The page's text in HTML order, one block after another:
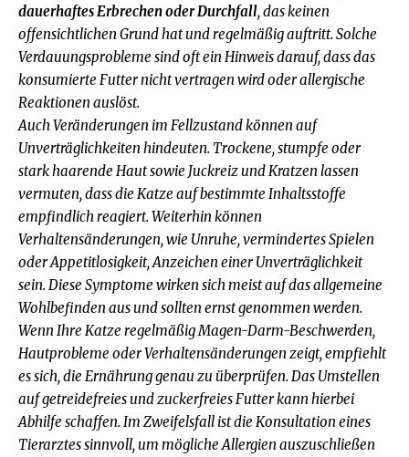
dauerhaftes Erbrechen oder Durchfall, das keinen
offensichtlichen Grund hat und regelmäßig auftritt. Solche
Verdauungsprobleme sind oft ein Hinweis darauf, dass das
konsumierte Futter nicht vertragen wird oder allergische
Reaktionen auslöst.
Auch Veränderungen im Fellzustand können auf
Unverträglichkeiten hindeuten. Trockene, stumpfe oder
stark haarende Haut sowie Juckreiz und Kratzen lassen
vermuten, dass die Katze auf bestimmte Inhaltsstoffe
empfindlich reagiert. Weiterhin können
Verhaltensänderungen, wie Unruhe, vermindertes Spielen
oder Appetitlosigkeit, Anzeichen einer Unverträglichkeit
sein. Diese Symptome wirken sich meist auf das allgemeine
Wohlbefinden aus und sollten ernst genommen werden.
Wenn Ihre Katze regelmäßig Magen-Darm-Beschwerden,
Hautprobleme oder Verhaltensänderungen zeigt, empfiehlt
es sich, die Ernährung genau zu überprüfen. Das Umstellen
auf getreidefreies und zuckerfreies Futter kann hierbei
Abhilfe schaffen. Im Zweifelsfall ist die Konsultation eines
Tierarztes sinnvoll, um mögliche Allergien auszuschließen